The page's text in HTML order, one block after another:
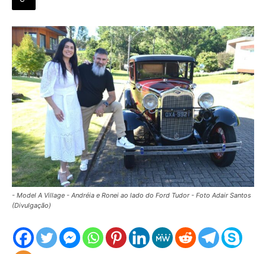
- Model A Village - Andréia e Ronei ao lado do Ford Tudor - Foto Adair Santos
(Divulgação)